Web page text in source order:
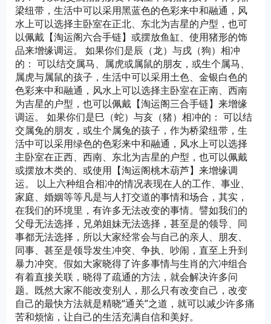
梁纽带，生活中可以采用黑蓝色的色彩来中和融通，风
水上可以选择主卧室在正北、东北为吉星的户型，也可
以佩戴【淘运阁六合手链】或摆放鱼缸、使用猪形的饰
品来增缘调运。 如果你们是辰（龙）与戌（狗）相冲
的： 可以结交属马、属虎或属鼠的朋友，或生个属马、
属虎与属鼠的孩子，生活中可以采用土色、金银白色的
色彩来中和融通，风水上可以选择主卧室在正南、西南
为吉星的户型，也可以佩戴【淘运阁三合手链】来增缘
调运。 如果你们是巳（蛇）与亥（猪）相冲的： 可以结
交属兔的朋友，或生个属兔的孩子，作为桥梁纽带，生
活中可以采用绿色的色彩来中和融通，风水上可以选择
主卧室在正西、西南、东北为吉星的户型，也可以佩戴
或摆放木类的、或使用【淘运阁桃木葫芦】来增缘调
运。 以上六种组合相冲的情况表现在人的工作、事业、
家庭、婚姻等等凡是与人打交道的事情和场合，其实，
在我们的环境里，有许多无法改变的事情。譬如我们的
父母无法选择，兄弟姐妹无法选择，甚至是的领导、同
事都无法选择，所以大家经常会与自己的亲人、朋友、
同事、甚至是领导发生冲突、争执、吵闹，直至上升到
暴力冲突。假如大家晓得了许多事情与生肖的六冲组合
有着直接关联，晓得了疏通的方法，就会解决许多问
题。既然大家不能改变别人，那么只有改变自己，改变
自己的最快方法就是精晓“通关”之道，就可以减少许多痛
苦和烦恼，让自己的生活充满自信和美好。